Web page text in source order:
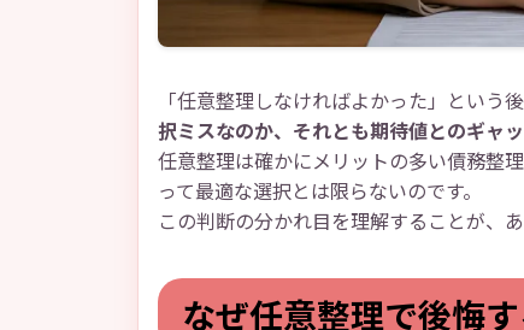
「任意整理しなければよかった」という
択ミスなのか、それとも期待値とのギャ
任意整理は確かにメリットの多い債務整
って最適な選択とは限らないのです。
この判断の分かれ目を理解することが、
なぜ任意整理で後悔